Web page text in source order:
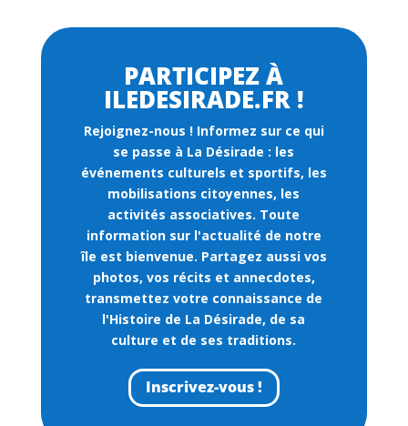
PARTICIPEZ À
ILEDESIRADE.FR !
Rejoignez-nous !Informez sur ce qui
se passe à La Désirade : les
événements culturels et sportifs, les
mobilisations citoyennes, les
activités associatives. Toute
information sur l'actualité de notre
île est bienvenue. Partagez aussi vos
photos, vos récits et annecdotes,
transmettez votre connaissance de
l'Histoire de La Désirade, de sa
culture et de ses traditions.
Inscrivez-vous !